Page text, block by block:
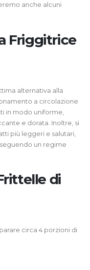
anche alcuni
Friggitrice
alternativa alla
a circolazione
in modo uniforme,
e dorata. Inoltre, si
più leggeri e salutari,
un regime
di
circa 4 porzioni di